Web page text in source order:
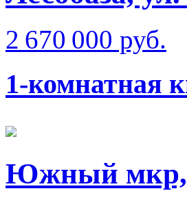
2 670 000 руб.
1-комнатная
Южный мкр,